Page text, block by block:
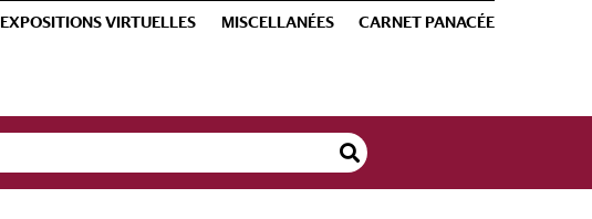
EXPOSITIONS VIRTUELLES MISCELLANÉES CARNET PANACÉE